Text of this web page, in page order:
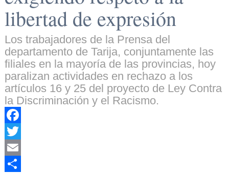
libertad de expresión
Los trabajadores de la Prensa del
departamento de Tarija, conjuntamente las
filiales en la mayoría de las provincias, hoy
paralizan actividades en rechazo a los
artículos 16 y 25 del proyecto de Ley Contra
la Discriminación y el Racismo.
Facebook
Twitter
Email